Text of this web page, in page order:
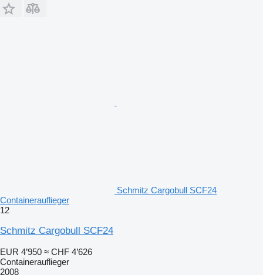
Schmitz Cargobull SCF24
Containerauflieger
12
Schmitz Cargobull SCF24
EUR 4’950 ≈ CHF 4’626
Containerauflieger
2008